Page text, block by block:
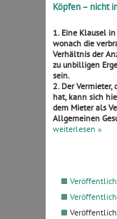
Köpfen – nicht
1. Eine Klausel
wonach die
Verhältnis der
zu unbilligen
sein.
2. Der
hat, kann sich
dem Mieter als
Allgemeinen
weiterlesen »